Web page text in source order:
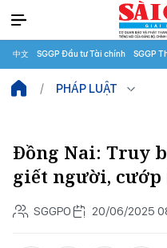
中文 SGGP Đầu tư Tài chính SGGP
PHÁP LUẬT
Đồng Nai: Truy
giết người, cướp
SGGPO 20/06/2025